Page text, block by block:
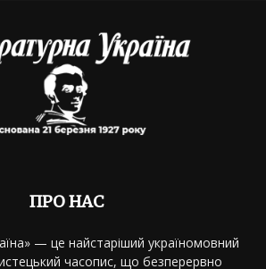
ПРО НАС
— це найстаріший україномовний
часопис, що безперервно